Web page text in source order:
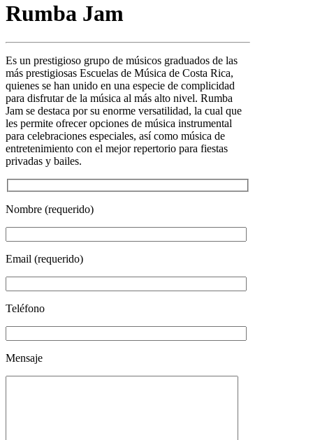
Rumba Jam
Es un prestigioso grupo de músicos graduados de las
más prestigiosas Escuelas de Música de Costa Rica,
quienes se han unido en una especie de complicidad
para disfrutar de la música al más alto nivel. Rumba
Jam se destaca por su enorme versatilidad, la cual que
les permite ofrecer opciones de música instrumental
para celebraciones especiales, así como música de
entretenimiento con el mejor repertorio para fiestas
privadas y bailes.
Nombre (requerido)
Email (requerido)
Teléfono
Mensaje